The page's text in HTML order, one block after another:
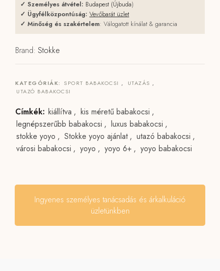
✓ Személyes átvétel: Budapest (Újbuda)
✓ Ügyfélközpontúság: Vevőbarát üzlet
✓ Minőség és szakértelem: Válogatott kínálat & garancia
Brand: Stokke
KATEGÓRIÁK: SPORT BABAKOCSI , UTAZÁS ,
UTAZÓ BABAKOCSI
Címkék: kiállítva , kis méretű babakocsi ,
legnépszerűbb babakocsi , luxus babakocsi ,
stokke yoyo , Stokke yoyo ajánlat , utazó babakocsi ,
városi babakocsi , yoyo , yoyo 6+ , yoyo babakocsi
Ingyenes személyes tanácsadás és árkalkuláció
üzletünkben